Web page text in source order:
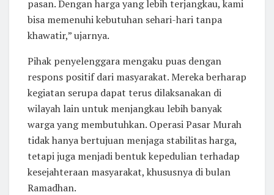
pasan. Dengan harga yang lebih terjangkau, kami
bisa memenuhi kebutuhan sehari-hari tanpa
khawatir,” ujarnya.
Pihak penyelenggara mengaku puas dengan
respons positif dari masyarakat. Mereka berharap
kegiatan serupa dapat terus dilaksanakan di
wilayah lain untuk menjangkau lebih banyak
warga yang membutuhkan. Operasi Pasar Murah
tidak hanya bertujuan menjaga stabilitas harga,
tetapi juga menjadi bentuk kepedulian terhadap
kesejahteraan masyarakat, khususnya di bulan
Ramadhan.